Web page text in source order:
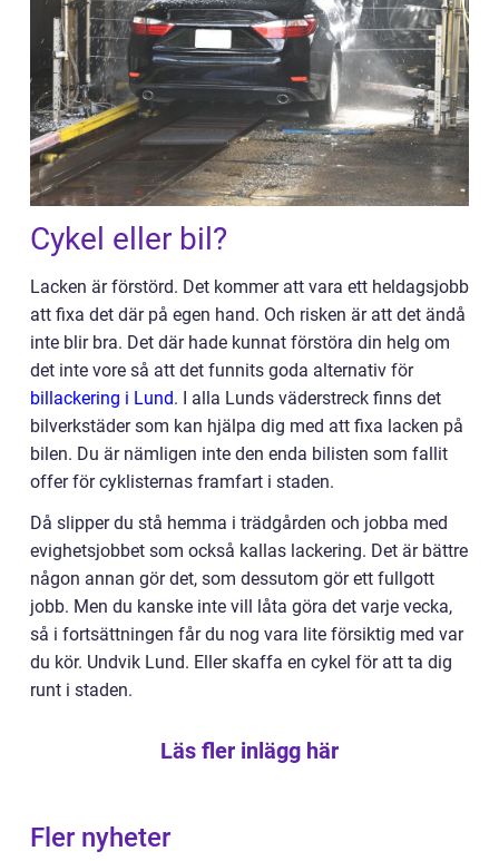
Cykel eller bil?
Lacken är förstörd. Det kommer att vara ett heldagsjobb
att fixa det där på egen hand. Och risken är att det ändå
inte blir bra. Det där hade kunnat förstöra din helg om
det inte vore så att det funnits goda alternativ för
billackering i Lund. I alla Lunds väderstreck finns det
bilverkstäder som kan hjälpa dig med att fixa lacken på
bilen. Du är nämligen inte den enda bilisten som fallit
offer för cyklisternas framfart i staden.
Då slipper du stå hemma i trädgården och jobba med
evighetsjobbet som också kallas lackering. Det är bättre
någon annan gör det, som dessutom gör ett fullgott
jobb. Men du kanske inte vill låta göra det varje vecka,
så i fortsättningen får du nog vara lite försiktig med var
du kör. Undvik Lund. Eller skaffa en cykel för att ta dig
runt i staden.
Läs fler inlägg här
Fler nyheter